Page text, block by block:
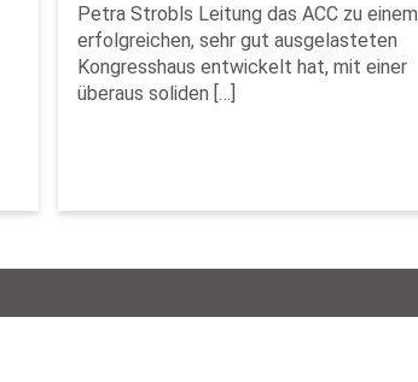
Petra Strobls Leitung das ACC zu einem
erfolgreichen, sehr gut ausgelasteten
Kongresshaus entwickelt hat, mit einer
überaus soliden […]